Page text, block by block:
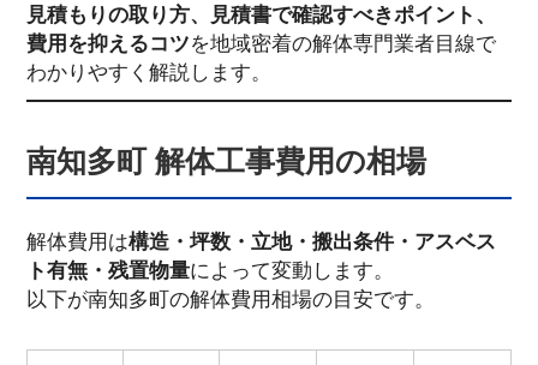
見積もりの取り方、見積書で確認すべきポイント、
費用を抑えるコツを地域密着の解体専門業者目線で
わかりやすく解説します。
南知多町 解体工事費用の相場
解体費用は構造・坪数・立地・搬出条件・アスベス
ト有無・残置物量によって変動します。
以下が南知多町の解体費用相場の目安です。